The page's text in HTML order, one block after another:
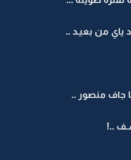
من بعيـد ..
جاف منصور ..
..!